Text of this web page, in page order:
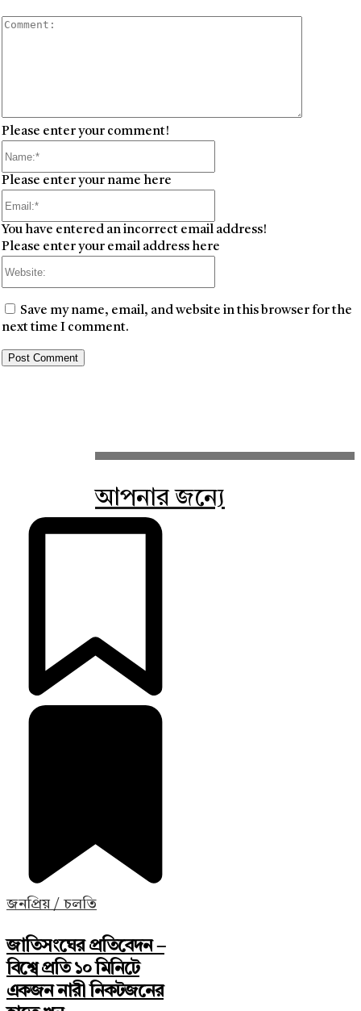
Please enter your comment!
Please enter your name here
You have entered an incorrect email address!
Please enter your email address here
Save my name, email, and website in this browser for the
next time I comment.
আপনার জন্যে
জনপ্রিয় / চলতি
জাতিসংঘের প্রতিবেদন –
বিশ্বে প্রতি ১০ মিনিটে
একজন নারী নিকটজনের